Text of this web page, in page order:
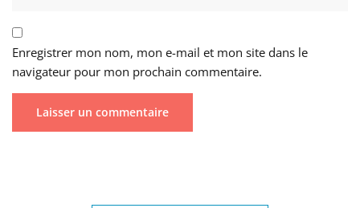
Enregistrer mon nom, mon e-mail et mon site dans le
navigateur pour mon prochain commentaire.